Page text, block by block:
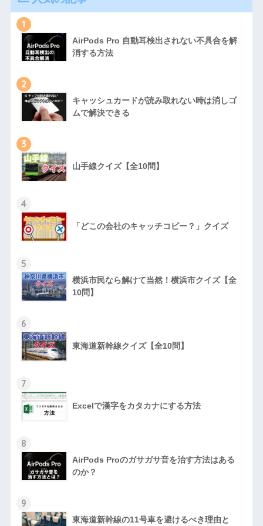
1
AirPods Pro 自動耳検出されない不具合を解
消する方法
2
キャッシュカードが読み取れない時は消しゴ
ムで解決できる
3
山手線クイズ【全10問】
4
「どこの会社のキャッチコピー？」クイズ
5
横浜市民なら解けて当然！横浜市クイズ【全
10問】
6
東海道新幹線クイズ【全10問】
7
Excelで漢字をカタカナにする方法
8
AirPods Proのガサガサ音を治す方法はある
のか？
9
東海道新幹線の11号車を避けるべき理由と